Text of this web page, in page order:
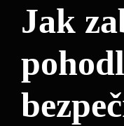
Jak